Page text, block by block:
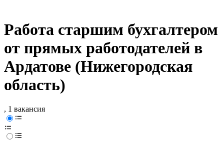
Работа старшим бухгалтером
от прямых работодателей в
Ардатове (Нижегородская
область)
, 1 вакансия